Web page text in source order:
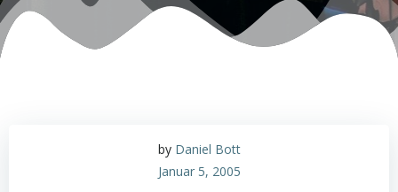
by Daniel Bott
Januar 5, 2005